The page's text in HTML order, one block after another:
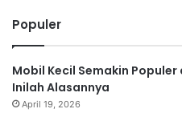
Populer
Mobil Kecil Semakin
Inilah Alasannya
April 19, 2026